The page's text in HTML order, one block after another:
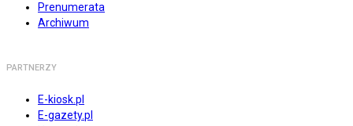
Prenumerata
Archiwum
PARTNERZY
E-kiosk.pl
E-gazety.pl